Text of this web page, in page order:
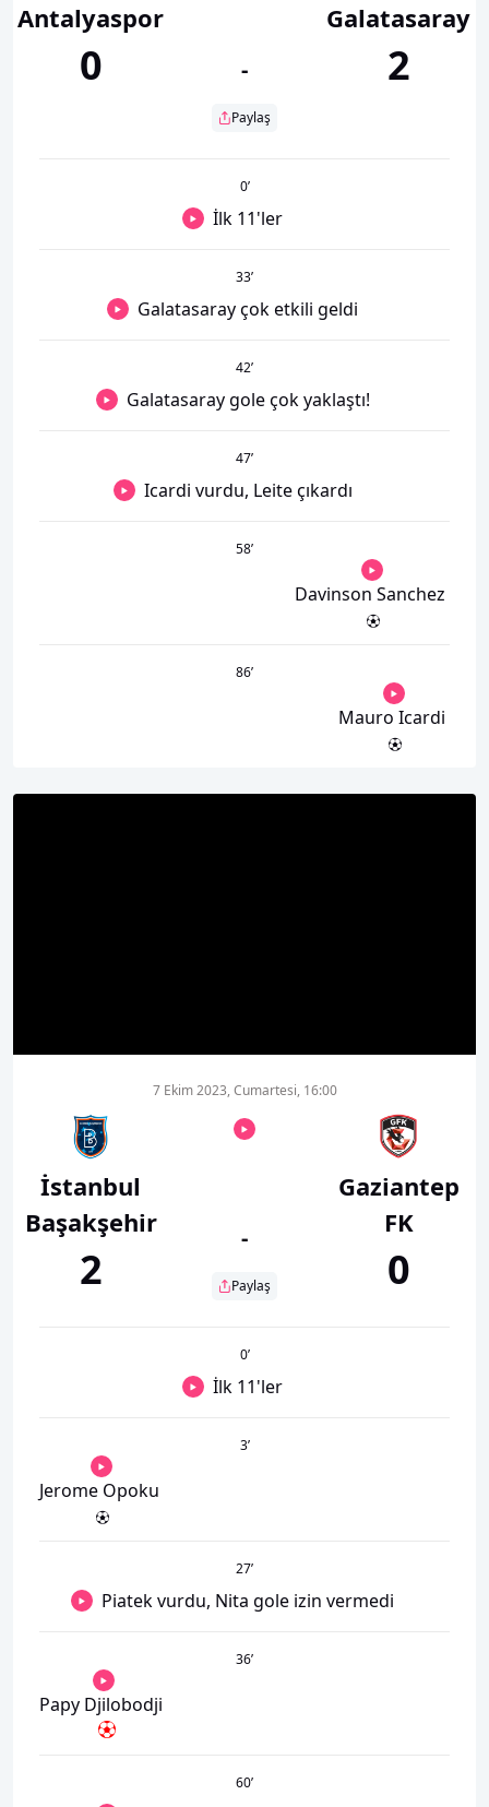
Antalyaspor
0 -
Paylaş
Galatasaray
2
0’
İlk 11'ler
33’
Galatasaray çok etkili geldi
42’
Galatasaray gole çok yaklaştı!
47’
Icardi vurdu, Leite çıkardı
58’
Davinson Sanchez
86’
Mauro Icardi
İstanbul
Başakşehir
2
7 Ekim 2023, Cumartesi, 16:00
-
Paylaş
Gaziantep
FK
0
0’
İlk 11'ler
3’
Jerome Opoku
27’
Piatek vurdu, Nita gole izin vermedi
36’
Papy Djilobodji
60’